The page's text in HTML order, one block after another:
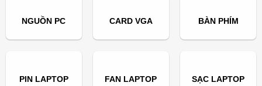
NGUỒN PC CARD VGA BÀN PHÍM
PIN LAPTOP FAN LAPTOP SẠC LAPTOP